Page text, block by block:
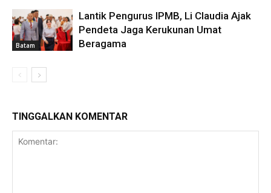
Batam
Lantik Pengurus IPMB, Li Claudia Ajak
Pendeta Jaga Kerukunan Umat
Beragama
TINGGALKAN KOMENTAR